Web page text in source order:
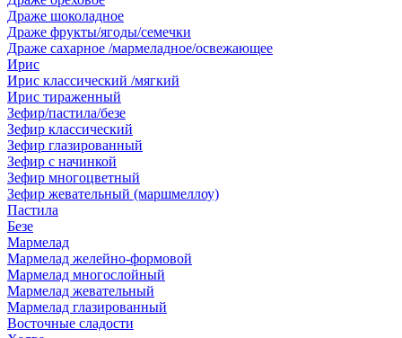
Драже шоколадное
Драже фрукты/ягоды/семечки
Драже сахарное /мармеладное/освежающее
Ирис
Ирис классический /мягкий
Ирис тираженный
Зефир/пастила/безе
Зефир классический
Зефир глазированный
Зефир с начинкой
Зефир многоцветный
Зефир жевательный (маршмеллоу)
Пастила
Безе
Мармелад
Мармелад желейно-формовой
Мармелад многослойный
Мармелад жевательный
Мармелад глазированный
Восточные сладости